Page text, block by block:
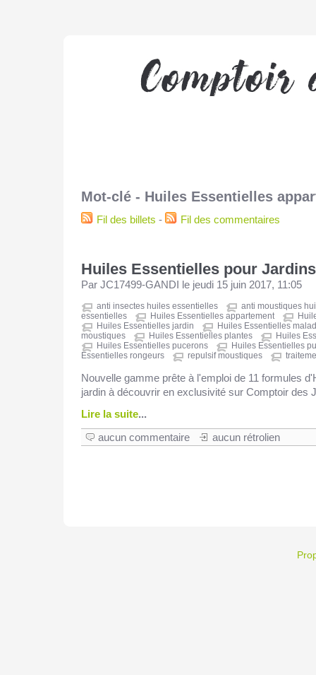
Mot-clé - Huiles Essentielles
Fil des billets - Fil des commentaires
Huiles Essentielles pour Jardins
Par JC17499-GANDI le jeudi 15 juin 2017, 11:05
anti insectes huiles essentielles
anti moustiques
essentielles
Huiles Essentielles appartement
Huiles Essentielles jardin
Huiles Essentielles
moustiques
Huiles Essentielles plantes
Huiles
Huiles Essentielles pucerons
Huiles Essentielles
Essentielles rongeurs
repulsif moustiques
Nouvelle gamme prête à l'emploi de 11 formules
jardin à découvrir en exclusivité sur Comptoir des
Lire la suite...
aucun commentaire
aucun rétrolien